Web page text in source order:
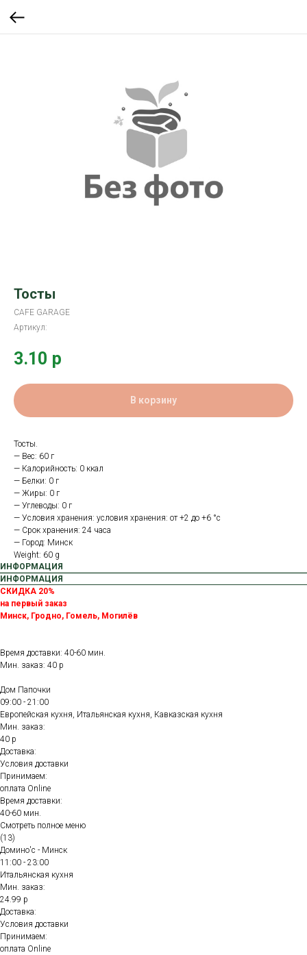
Тосты
CAFE GARAGE
Артикул:
3.10 р
В корзину
Тосты.
— Вес: 60 г
— Калорийность: 0 ккал
— Белки: 0 г
— Жиры: 0 г
— Углеводы: 0 г
— Условия хранения: условия хранения: от +2 до +6 °с
— Срок хранения: 24 часа
— Город: Минск
Weight: 60 g
ИНФОРМАЦИЯ
ИНФОРМАЦИЯ
СКИДКА 20%
на первый заказ
Минск, Гродно, Гомель, Могилёв
Время доставки: 40-60 мин.
Мин. заказ: 40 р
Дом Папочки
09:00 - 21:00
Европейская кухня, Итальянская кухня, Кавказская кухня
Мин. заказ:
40 р
Доставка:
Условия доставки
Принимаем:
оплата Online
Время доставки:
40-60 мин.
Смотреть полное меню
(13)
Домино'с - Минск
11:00 - 23:00
Итальянская кухня
Мин. заказ:
24.99 р
Доставка:
Условия доставки
Принимаем:
оплата Online